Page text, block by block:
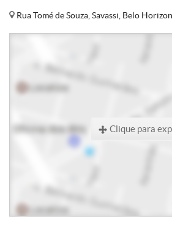
Rua Tomé de Souza, Savassi, Belo
Clique para